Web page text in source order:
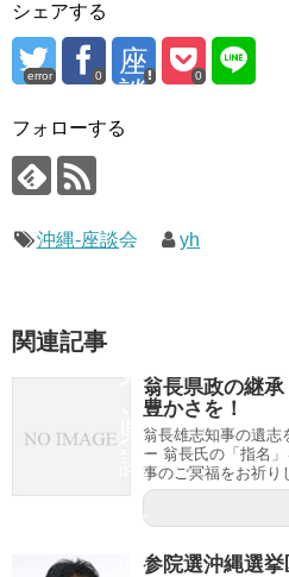
シェアする
error 0
座
談
会
―
員
、
県
議
、
市
議
0
フォローする
沖縄-座談会 yh
関連記事
翁長県政の継
豊かさを！
翁長雄志知事の遺
ー 翁長氏の「指名
事のご冥福をお祈り
参院選沖縄選